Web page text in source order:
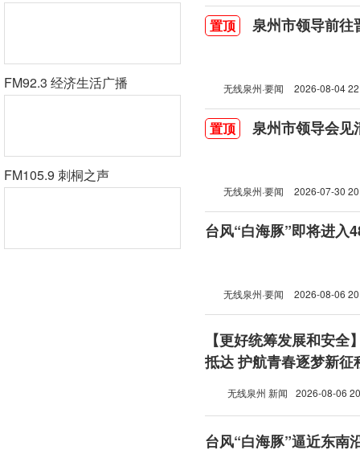
FM92.3 经济生活广播
FM105.9 刺桐之声
置顶 泉州市领导前往
无线泉州·要闻 2026-08-04
置顶 泉州市领导会见
无线泉州·要闻 2026-07-30
台风“白海豚”即将进入
无线泉州·要闻 2026-08-06
【更好统筹发展和安全
抵达 护航青春逐梦新征
无线泉州 新闻 2026-08-06
台风“白海豚”逼近东南